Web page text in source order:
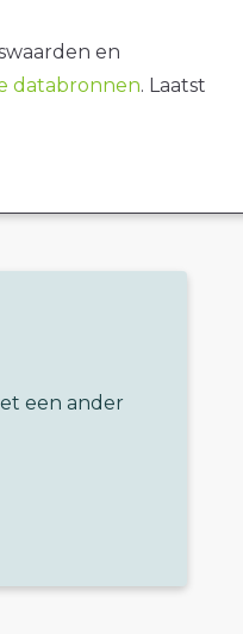
en
databronnen. Laatst
een ander